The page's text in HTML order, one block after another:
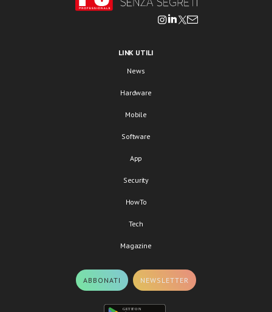
LINK UTILI
News
Hardware
Mobile
Software
App
Security
HowTo
Tech
Magazine
ABBONATI NEWSLETTER